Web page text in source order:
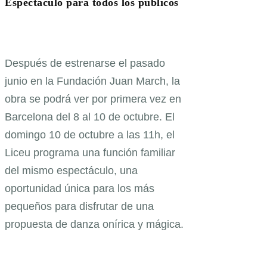
Espectáculo para todos los públicos
Después de estrenarse el pasado
junio en la Fundación Juan March, la
obra se podrá ver por primera vez en
Barcelona del 8 al 10 de octubre. El
domingo 10 de octubre a las 11h, el
Liceu programa una función familiar
del mismo espectáculo, una
oportunidad única para los más
pequeños para disfrutar de una
propuesta de danza onírica y mágica.